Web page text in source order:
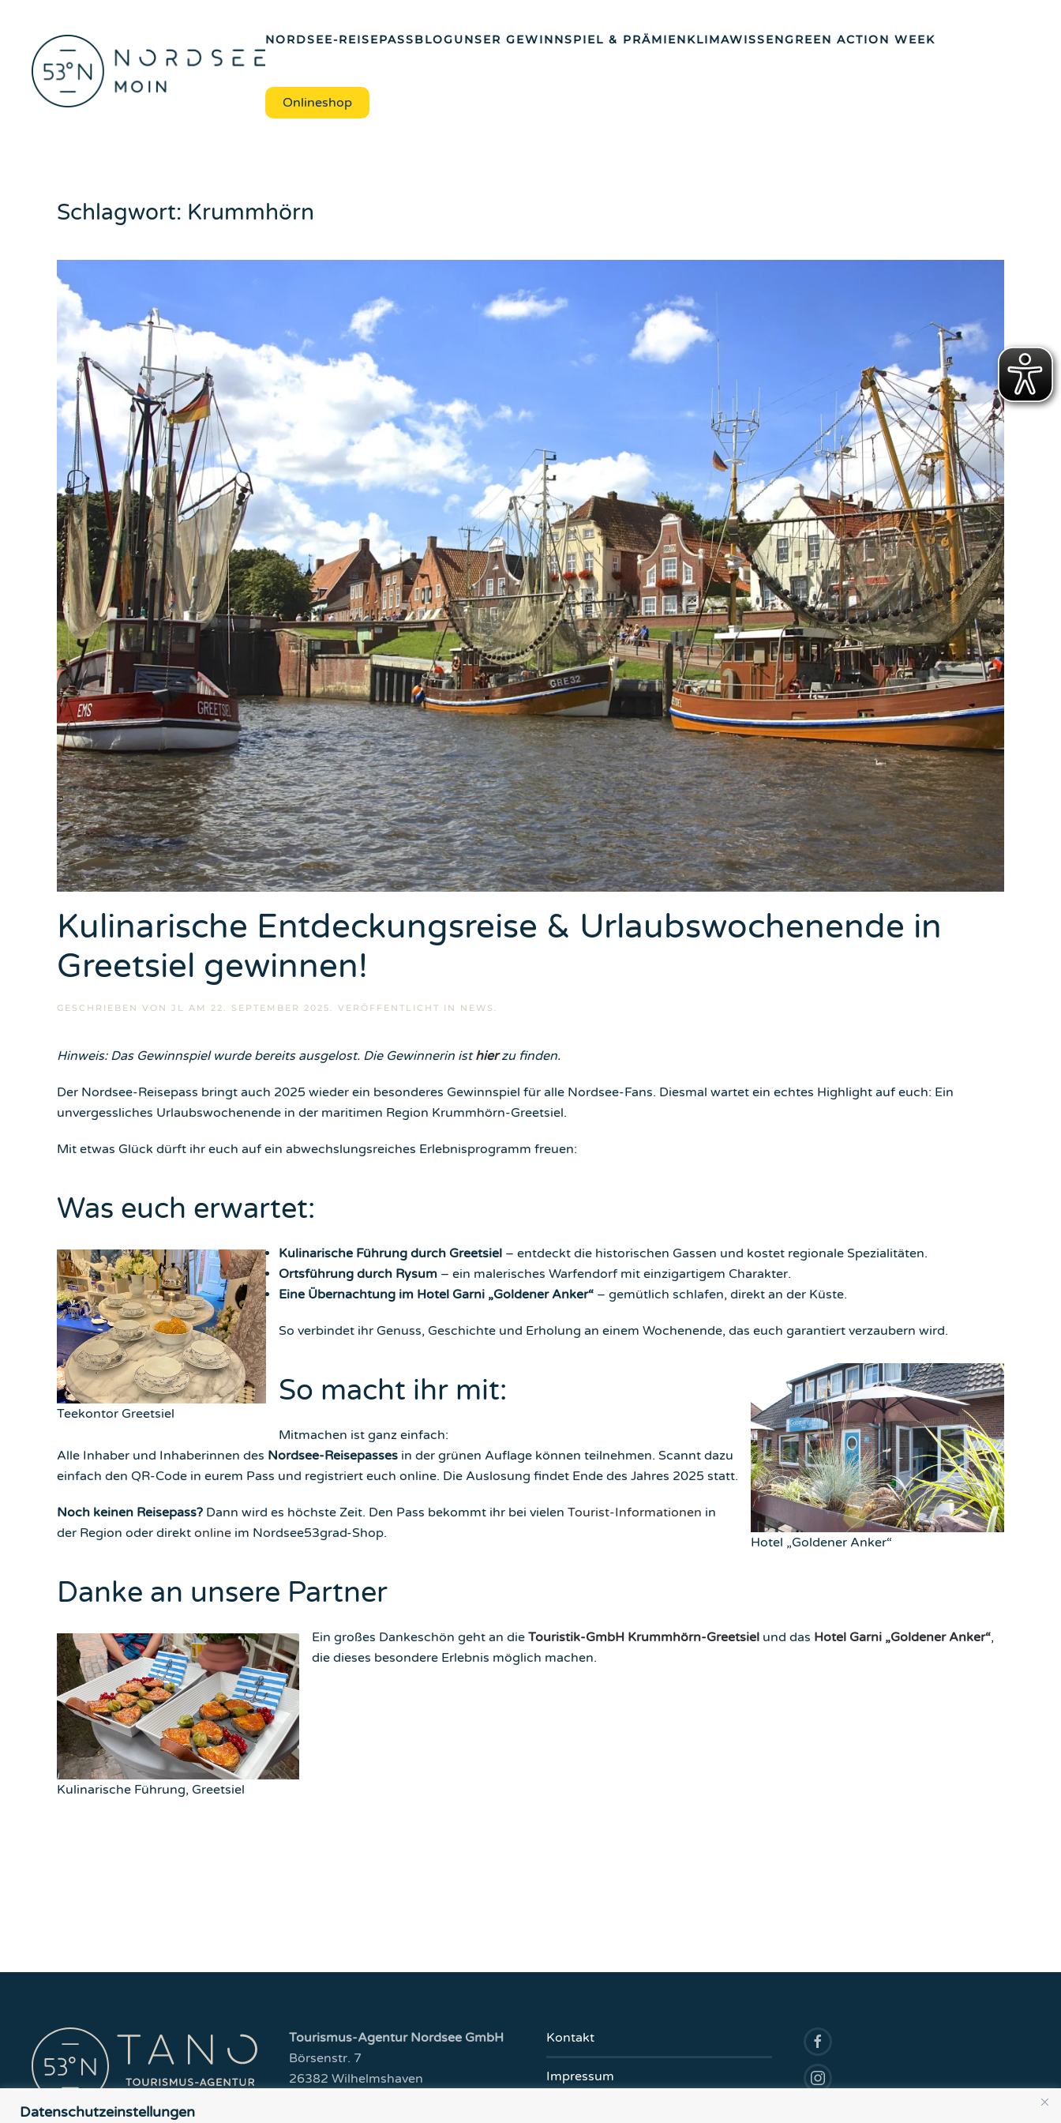
Datenschutzeinstellungen
Zum Hauptinhalt springen NORDSEE-REISEPASSBLOGUNSER GEWINNSPIEL & PRÄMIENKLIMAWISSENGREEN ACTION WEEK
Onlineshop
Schlagwort: Krummhörn
Kulinarische Entdeckungsreise & Urlaubswochenende in
Greetsiel gewinnen!
GESCHRIEBEN VON JL AM 22. SEPTEMBER 2025 . VERÖFFENTLICHT IN NEWS .
Hinweis: Das Gewinnspiel wurde bereits ausgelost. Die Gewinnerin isthierzu finden.
Der Nordsee-Reisepass bringt auch 2025 wieder ein besonderes Gewinnspiel für alle Nordsee-Fans. Diesmal wartet ein echtes Highlight auf euch: Ein
unvergessliches Urlaubswochenende in der maritimen Region Krummhörn-Greetsiel.
Mit etwas Glück dürft ihr euch auf ein abwechslungsreiches Erlebnisprogramm freuen:
Was euch erwartet:
Teekontor Greetsiel
Kulinarische Führung durch Greetsiel – entdeckt die historischen Gassen und kostet regionale Spezialitäten.
Ortsführung durch Rysum – ein malerisches Warfendorf mit einzigartigem Charakter.
Eine Übernachtung im Hotel Garni „Goldener Anker“ – gemütlich schlafen, direkt an der Küste.
So verbindet ihr Genuss, Geschichte und Erholung an einem Wochenende, das euch garantiert verzaubern wird.
Hotel „Goldener Anker“
So macht ihr mit:
Mitmachen ist ganz einfach:
Alle Inhaber und Inhaberinnen des Nordsee-Reisepasses in der grünen Auflage können teilnehmen. Scannt dazu
einfach den QR-Code in eurem Pass und registriert euch online. Die Auslosung findet Ende des Jahres 2025 statt.
Noch keinen Reisepass? Dann wird es höchste Zeit. Den Pass bekommt ihr bei vielen Tourist-Informationen in
der Region oder direkt online im Nordsee53grad-Shop.
Danke an unsere Partner
Kulinarische Führung, Greetsiel
Ein großes Dankeschön geht an die Touristik-GmbH Krummhörn-Greetsiel und das Hotel Garni „Goldener Anker“,
die dieses besondere Erlebnis möglich machen.
Tourismus-Agentur Nordsee GmbH
Börsenstr. 7
26382 Wilhelmshaven
Kontakt
Impressum